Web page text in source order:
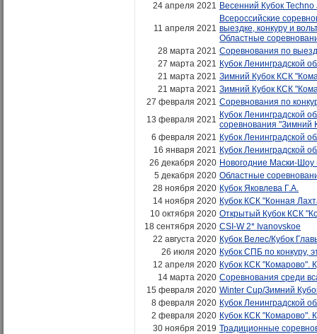
24 апреля 2021 Весенний Кубок Techno
11 апреля 2021
Всероссийские
выездке, конкуру и
Областные
28 марта 2021 Соревнования по
27 марта 2021 Кубок Ленинградской
21 марта 2021 Зимний Кубок КСК
21 марта 2021 Зимний Кубок КСК
27 февраля 2021 Соревнования по
13 февраля 2021 Кубок Ленинградской
соревнования "Зимний
6 февраля 2021 Кубок Ленинградской
16 января 2021 Кубок Ленинградской
26 декабря 2020 Новогодние Маски-Шоу
5 декабря 2020 Областные
28 ноября 2020 Кубок Яковлева Г.А.
14 ноября 2020 Кубок КСК "Конная
10 октября 2020 Открытый Кубок КСК
18 сентября 2020 CSI-W 2* Ivanovskoe
22 августа 2020 Кубок Велес/Кубок
26 июля 2020 Кубок СПБ по конкуру,
12 апреля 2020 Кубок КСК
14 марта 2020 Соревнования среди
15 февраля 2020 Winter Cup/Зимний
8 февраля 2020 Кубок Ленинградской
2 февраля 2020 Кубок КСК "Комарово".
30 ноября 2019 Традиционные